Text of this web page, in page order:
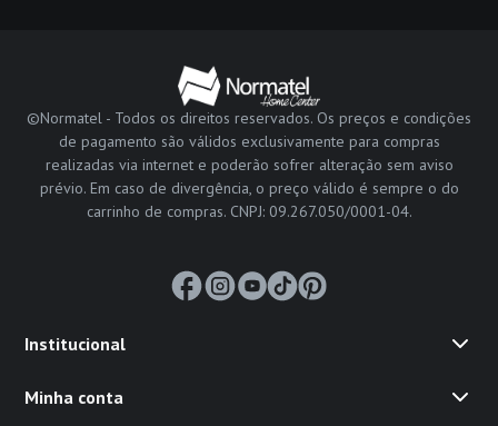
©Normatel - Todos os direitos reservados. Os preços e condições
de pagamento são válidos exclusivamente para compras
realizadas via internet e poderão sofrer alteração sem aviso
prévio. Em caso de divergência, o preço válido é sempre o do
carrinho de compras. CNPJ: 09.267.050/0001-04.
Institucional
Minha conta